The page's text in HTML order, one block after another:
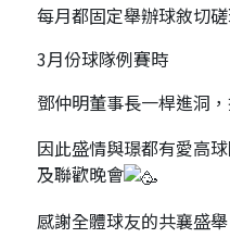
每月都固定舉辦球敘切
3月份球隊例賽時
鄧仲明董事長一桿進洞
因此盛情與璟都有愛高
及聯歡晚會
感謝全體球友的共襄盛舉